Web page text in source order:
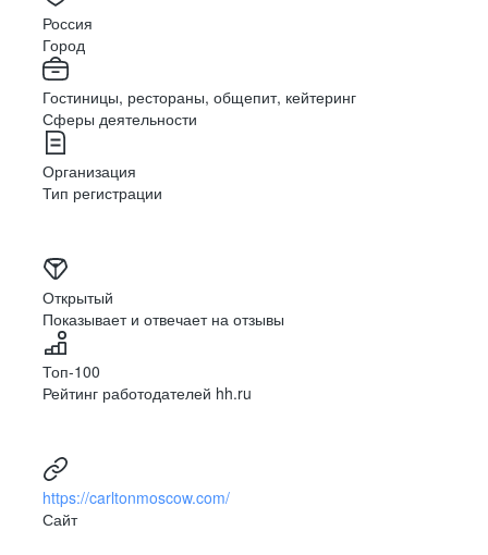
Россия
Город
Гостиницы, рестораны, общепит, кейтеринг
Сферы деятельности
Организация
Тип регистрации
Открытый
Показывает и отвечает на отзывы
Топ-100
Рейтинг работодателей hh.ru
https://carltonmoscow.com/
Сайт